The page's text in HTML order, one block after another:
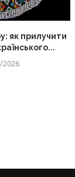
як прилучити
2026